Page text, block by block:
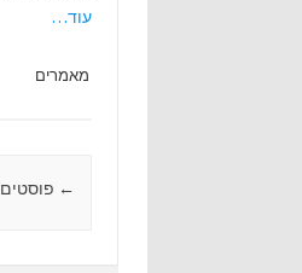
עוד…
מאמרים
←